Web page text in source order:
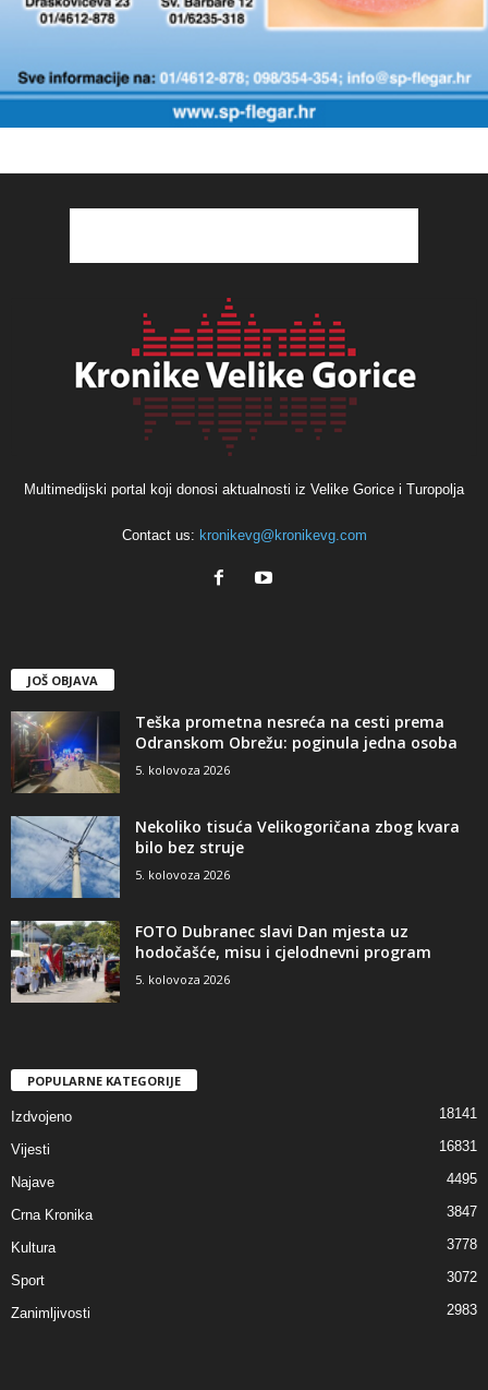
Multimedijski portal koji donosi aktualnosti iz Velike Gorice i Turopolja
Contact us: kronikevg@kronikevg.com
JOŠ OBJAVA
Teška prometna nesreća na cesti prema
Odranskom Obrežu: poginula jedna osoba
5. kolovoza 2026
Nekoliko tisuća Velikogoričana zbog kvara
bilo bez struje
5. kolovoza 2026
FOTO Dubranec slavi Dan mjesta uz
hodočašće, misu i cjelodnevni program
5. kolovoza 2026
POPULARNE KATEGORIJE
Izdvojeno 18141
Vijesti 16831
Najave 4495
Crna Kronika 3847
Kultura 3778
Sport 3072
Zanimljivosti 2983